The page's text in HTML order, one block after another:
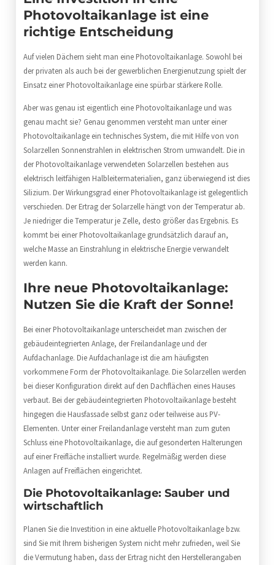
Photovoltaikanlage ist eine
richtige Entscheidung
Auf vielen Dächern sieht man eine Photovoltaikanlage. Sowohl bei
der privaten als auch bei der gewerblichen Energienutzung spielt der
Einsatz einer Photovoltaikanlage eine spürbar stärkere Rolle.
Aber was genau ist eigentlich eine Photovoltaikanlage und was
genau macht sie? Genau genommen versteht man unter einer
Photovoltaikanlage ein technisches System, die mit Hilfe von von
Solarzellen Sonnenstrahlen in elektrischen Strom umwandelt. Die in
der Photovoltaikanlage verwendeten Solarzellen bestehen aus
elektrisch leitfähigen Halbleitermaterialien, ganz überwiegend ist dies
Silizium. Der Wirkungsgrad einer Photovoltaikanlage ist gelegentlich
verschieden. Der Ertrag der Solarzelle hängt von der Temperatur ab.
Je niedriger die Temperatur je Zelle, desto größer das Ergebnis. Es
kommt bei einer Photovoltaikanlage grundsätzlich darauf an,
welche Masse an Einstrahlung in elektrische Energie verwandelt
werden kann.
Ihre neue Photovoltaikanlage:
Nutzen Sie die Kraft der Sonne!
Bei einer Photovoltaikanlage unterscheidet man zwischen der
gebäudeintegrierten Anlage, der Freilandanlage und der
Aufdachanlage. Die Aufdachanlage ist die am häufigsten
vorkommene Form der Photovoltaikanlage. Die Solarzellen werden
bei dieser Konfiguration direkt auf den Dachflächen eines Hauses
verbaut. Bei der gebäudeintegrierten Photovoltaikanlage besteht
hingegen die Hausfassade selbst ganz oder teilweise aus PV-
Elementen. Unter einer Freilandanlage versteht man zum guten
Schluss eine Photovoltaikanlage, die auf gesonderten Halterungen
auf einer Freifläche installiert wurde. Regelmäßig werden diese
Anlagen auf Freiflächen eingerichtet.
Die Photovoltaikanlage: Sauber und
wirtschaftlich
Planen Sie die Investition in eine aktuelle Photovoltaikanlage bzw.
sind Sie mit Ihrem bisherigen System nicht mehr zufrieden, weil Sie
die Vermutung haben, dass der Ertrag nicht den Herstellerangaben